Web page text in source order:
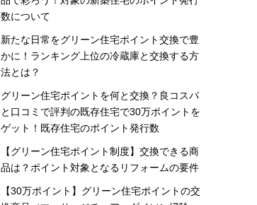
数について
新たな日常をグリーン住宅ポイント交換で豊
かに！ランキング上位の冷蔵庫と交換する方
法とは？
グリーン住宅ポイントを何と交換？良コスパ
と口コミで評判の既存住宅で30万ポイントを
ゲット！既存住宅のポイント発行数
【グリーン住宅ポイント制度】交換できる商
品は？ポイント対象となるリフォームの要件
【30万ポイント】グリーン住宅ポイントの交